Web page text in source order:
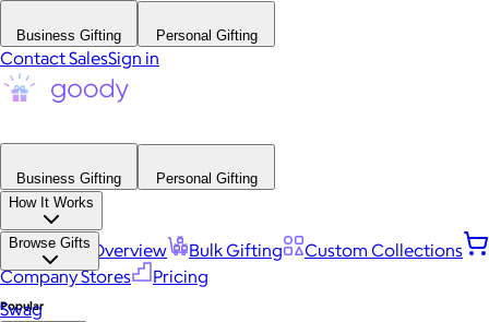
Business Gifting Personal Gifting
Contact SalesSign in
Business Gifting
Personal Gifting
How It Works
Platform Overview Bulk Gifting
Custom Collections
Company Stores
Pricing
Browse Gifts
Popular
Swag